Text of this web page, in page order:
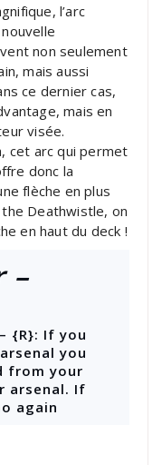
l’arc
non seulement
mais aussi
ce dernier cas,
mais en
visée.
cet arc qui permet
donc la
flèche en plus
Deathwistle, on
en haut du deck !
–
– {R}: If you
you
from your
arsenal. If
again